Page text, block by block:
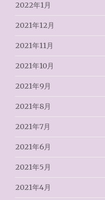
2022年1月
2021年12月
2021年11月
2021年10月
2021年9月
2021年8月
2021年7月
2021年6月
2021年5月
2021年4月